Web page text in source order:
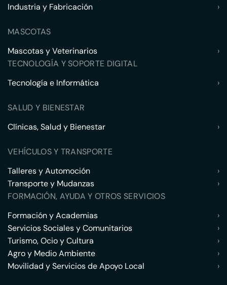
Industria y Fabricación
›
MASCOTAS
Mascotas y Veterinarios
›
TECNOLOGÍA Y SOPORTE DIGITAL
Tecnología e Informática
›
SALUD Y BIENESTAR
Clínicas, Salud y Bienestar
›
VEHÍCULOS Y TRANSPORTE
Talleres y Automoción
›
Transporte y Mudanzas
›
FORMACIÓN, AYUDA Y OTROS SERVICIOS
Formación y Academias
›
Servicios Sociales y Comunitarios
›
Turismo, Ocio y Cultura
›
Agro y Medio Ambiente
›
Movilidad y Servicios de Apoyo Local
›